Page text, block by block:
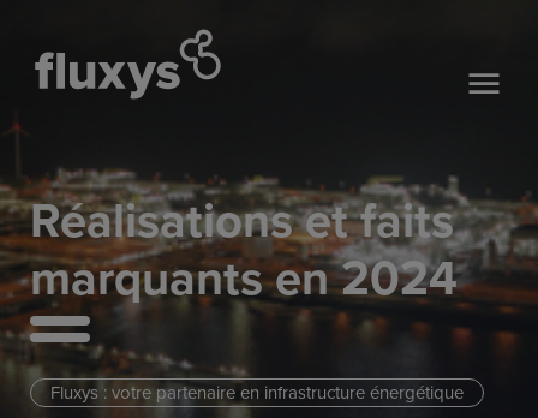
Fluxys : votre partenaire en infrastructure énergétique
Réalisations et faits
marquants en 2024